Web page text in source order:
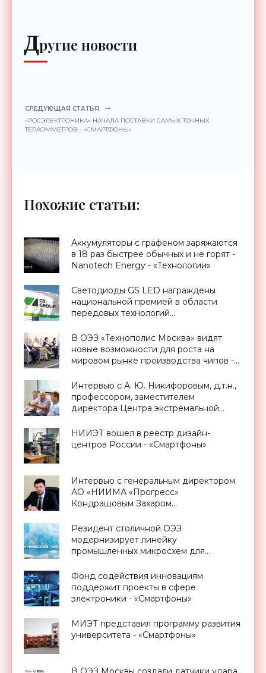
Другие новости
СЛЕДУЮЩАЯ СТАТЬЯ
«РОСЭЛЕКТРОНИКА» НАЧАЛА ПОСТАВКИ САМЫХ ТОЧНЫХ
ТЕРАОММЕТРОВ - «СМАРТФОНЫ»
Похожие статьи:
Аккумуляторы с графеном заряжаются
в 18 раз быстрее обычных и не горят -
Nanotech Energy - «Технологии»
Светодиоды GS LED награждены
национальной премией в области
передовых технологий
В ОЭЗ «Технополис Москва» видят
новые возможности для роста на
мировом рынке производства чипов -
Интервью с А. Ю. Никифоровым, д.т.н.,
профессором, заместителем
директора Центра экстремальной
МИФИ - «Смартфоны»
НИИЭТ вошел в реестр дизайн-
центров России - «Смартфоны»
Интервью с генеральным директором
АО «НИИМА «Прогресс»
Кондрашовым Захаром
Форума «Микроэлектроника-2021» -
«Смартфоны»
Резидент столичной ОЭЗ
модернизирует линейку
промышленных микросхем для
Фонд содействия инновациям
поддержит проекты в сфере
электроники - «Смартфоны»
МИЭТ представил программу развития
университета - «Смартфоны»